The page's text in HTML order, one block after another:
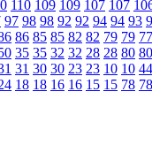
110 109 109 107 107
97 98 98 92 92 94 94 93
86 85 85 82 82 79 79 77
35 35 32 32 28 28 80 80
31 30 30 23 23 10 10 44
18 18 16 16 15 15 78 78